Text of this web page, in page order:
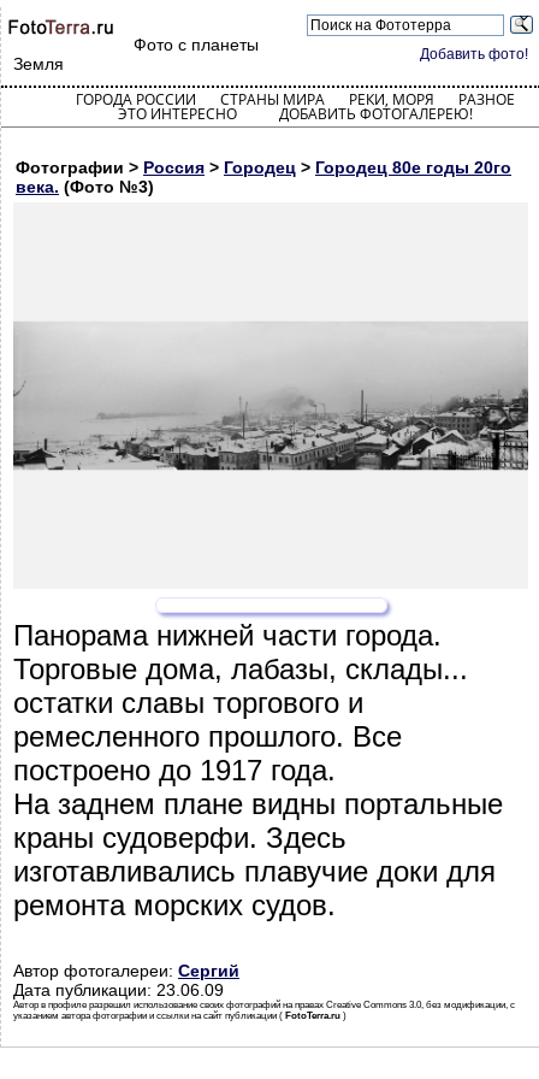
Добавить фото!
Фото с планеты
Земля
ГОРОДА РОССИИ СТРАНЫ МИРА РЕКИ, МОРЯ РАЗНОЕ
ЭТО ИНТЕРЕСНО ДОБАВИТЬ ФОТОГАЛЕРЕЮ!
Фотографии > Россия > Городец > Городец 80е годы 20го
века. (Фото №3)
Панорама нижней части города.
Торговые дома, лабазы, склады...
остатки славы торгового и
ремесленного прошлого. Все
построено до 1917 года.
На заднем плане видны портальные
краны судоверфи. Здесь
изготавливались плавучие доки для
ремонта морских судов.
Автор фотогалереи: Сергий
Дата публикации: 23.06.09
Автор в профиле разрешил использование своих фотографий на правах Creative Commons 3.0, без модификации, с
указанием автора фотографии и ссылки на сайт публикации ( FotoTerra.ru )